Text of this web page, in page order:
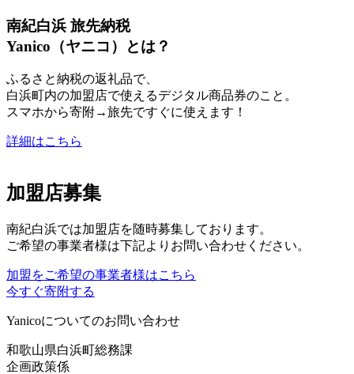
南紀白浜 旅先納税
Yanico（ヤニコ）とは？
ふるさと納税の返礼品で、
白浜町内の加盟店で使えるデジタル商品券のこと。
スマホから寄附→旅先ですぐに使えます！
詳細はこちら
加盟店募集
南紀白浜では加盟店を随時募集しております。
ご希望の事業者様は下記よりお問い合わせください。
加盟をご希望の事業者様はこちら
今すぐ寄附する
Yanicoについてのお問い合わせ
和歌山県白浜町総務課
企画政策係